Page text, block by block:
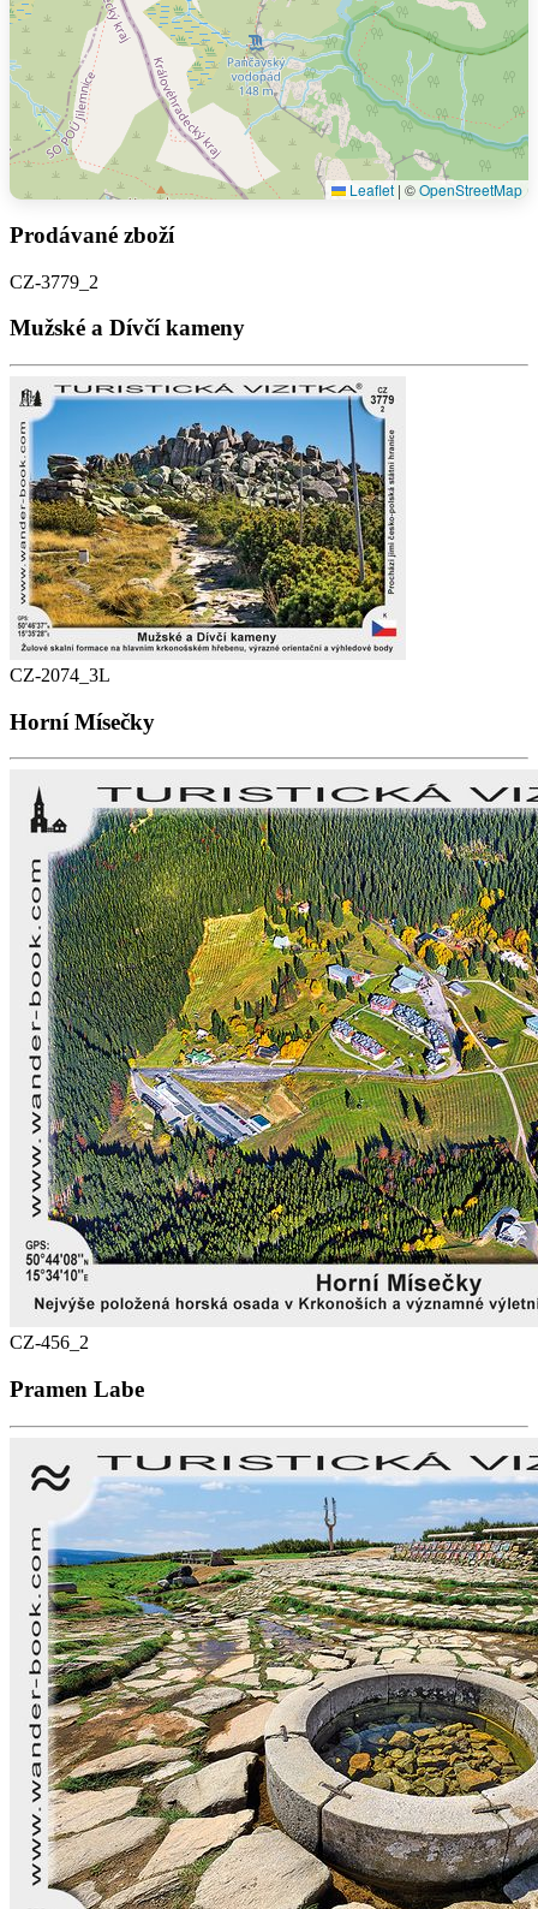
Leaflet | ©OpenStreetMap
Prodávané zboží
CZ-3779_2
Mužské a Dívčí kameny
CZ-2074_3L
Horní Mísečky
CZ-456_2
Pramen Labe